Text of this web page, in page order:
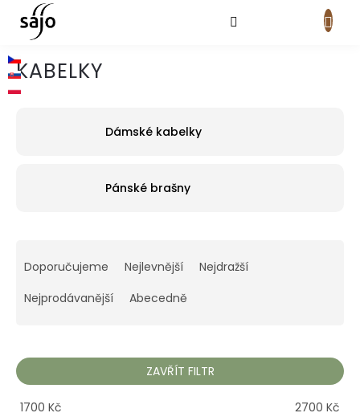
obsah
KABELKY
Dámské kabelky
Pánské brašny
a
e
p
r
o
d
Doporučujeme Nejlevnější
Nejdražší
Nejprodávanější
Abecedně
ZAVŘÍT FILTR
1700 Kč 2700 Kč